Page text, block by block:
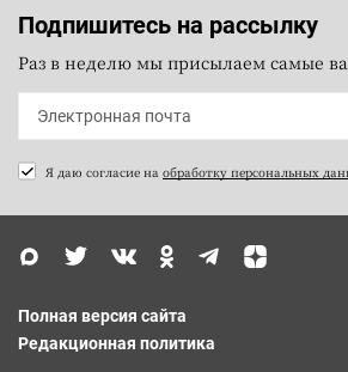
Подпишитесь на рассылку
Раз в неделю мы присылаем самые
Я даю согласие на обработку персональных
Полная версия сайта
Редакционная политика